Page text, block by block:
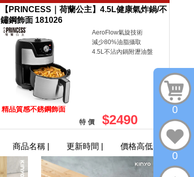
精品質感不銹鋼飾面
【PRINCESS｜荷蘭公主】4.5L健康氣炸鍋/不
鏽鋼飾面 181026
AeroFlow氣旋技術
減少80%油脂攝取
4.5L不沾內鍋附瀝油盤
特 價 $2490
商品名稱 更新時間 價格高低
0
0